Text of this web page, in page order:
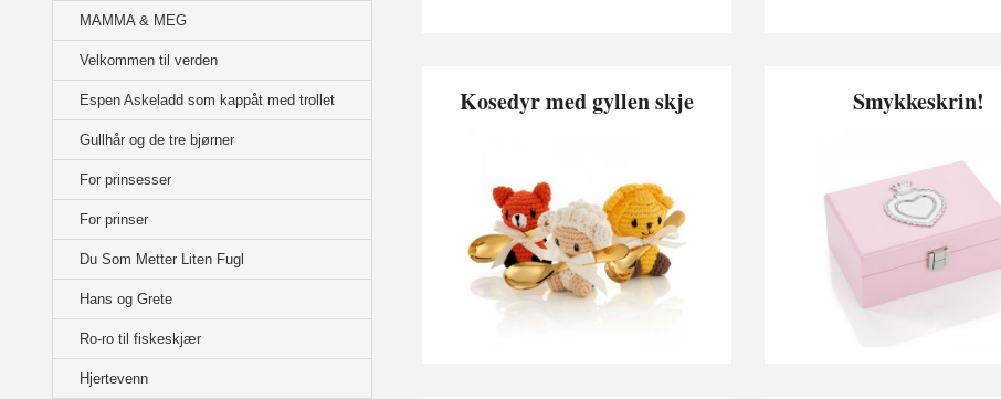
MAMMA & MEG
Velkommen til verden
Espen Askeladd som kappåt med trollet
Gullhår og de tre bjørner
For prinsesser
For prinser
Du Som Metter Liten Fugl
Hans og Grete
Ro-ro til fiskeskjær
Hjertevenn
Kosedyr med gyllen skje Smykkeskrin!